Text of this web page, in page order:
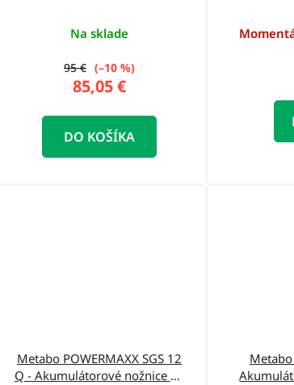
Na sklade
85,05 €
95 € (–10 %)
DO KOŠÍKA
Metabo POWERMAXX SGS 12
Q - Akumulátorové nožnice na
Metabo